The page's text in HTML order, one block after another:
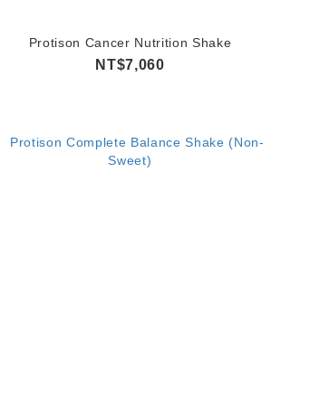
Protison Cancer Nutrition Shake
NT$7,060